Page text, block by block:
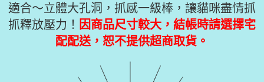
適合～立體大孔洞，抓感一級棒，讓貓咪盡情抓
抓釋放壓力！ 因商品尺寸較大，結帳時請選擇宅
配配送，恕不提供超商取貨。